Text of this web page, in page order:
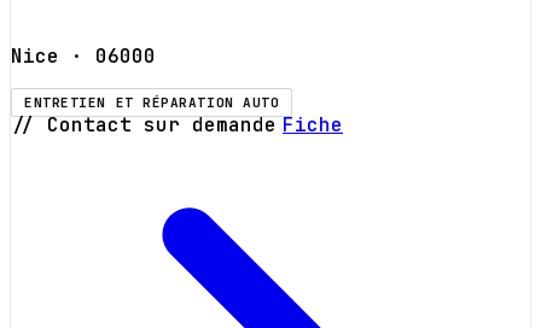
Nice · 06000
ENTRETIEN ET RÉPARATION AUTO
// Contact sur demande Fiche